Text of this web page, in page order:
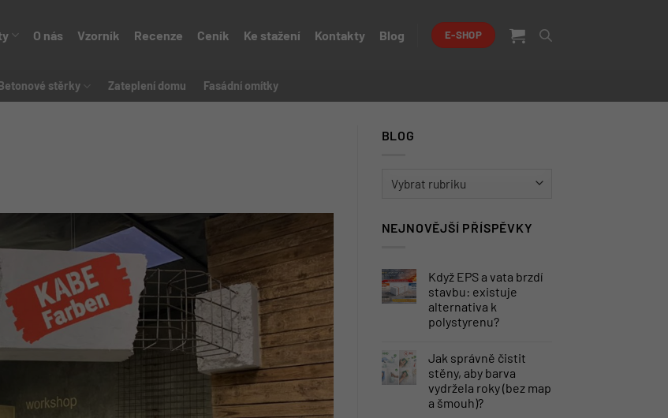
O nás Vzorník Recenze Ceník Ke stažení Kontakty Blog E-SHOP
stěrky Zateplení domu Fasádní omítky
BLOG
BLOG
NEJNOVĚJŠÍ PŘÍSPĚVKY
Když EPS a vata brzdí
stavbu: existuje
alternativa k
polystyrenu?
Jak správně čistit
stěny, aby barva
vydržela roky (bez map
a šmouh)?